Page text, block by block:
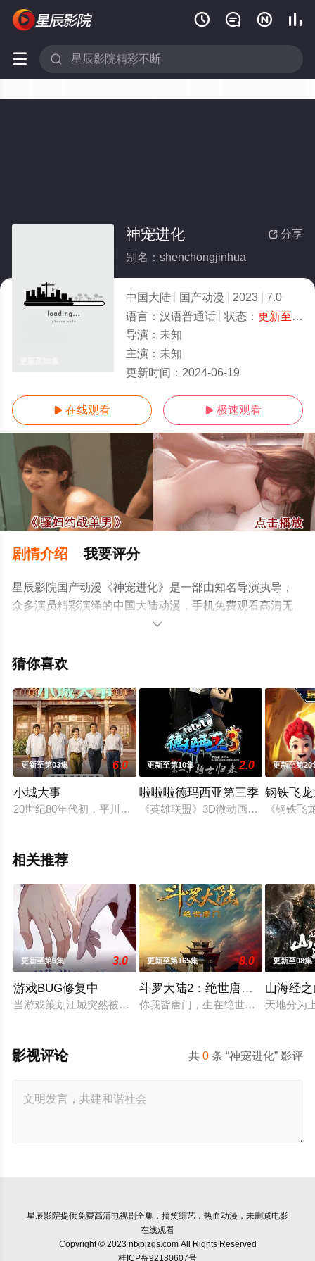
   
 
 分享
神宠进化
别名：shenchongjinhua
中国大陆 国产动漫 2023
7.0
语言： 汉语普通话 状态： 更新至80集
导演： 未知
主演： 未知
更新时间： 2024-06-19
 在线观看  极速观看
剧情介绍 我要评分
星辰影院国产动漫《神宠进化》是一部由知名导演执导，
众多演员精彩演绎的中国大陆动漫，手机免费观看高清无
删减完整版动漫全集就上星辰影视，更多相关信息可移步

猜你喜欢
更新至第03集 6.0
小城大事
20世纪80年代初，平川县为了加快发展，决定设立“月海镇”。
更新至第10集 2.0
啦啦啦德玛西亚第三季
《英雄联盟》3D微动画系列《啦啦
更新至第20
钢铁飞
《钢铁
相关推荐
更新至第9集 3.0
游戏BUG修复中
当游戏策划江城突然被拉进自己精心打造的数字世界时，他原
更新至第165集 8.0
斗罗大陆2：绝世唐门2023
你我皆唐门，生在绝世中——腾讯视
更新至08集
山海经
天地分为
共0 条 “神宠进化” 影评
影视评论
星辰影院提供免费高清电视剧全集，搞笑综艺，热血动漫，未删减电影
在线观看
Copyright © 2023 ntxbjzgs.com All Rights Reserved
桂ICP备92180607号